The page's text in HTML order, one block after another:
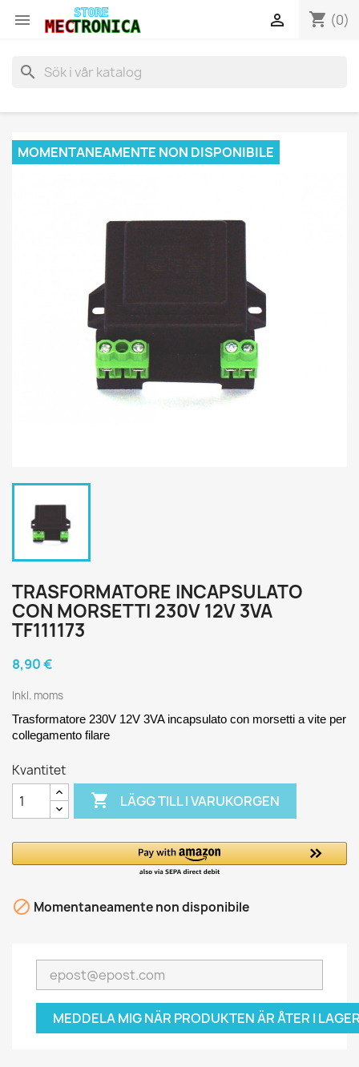
 shopping_cart (0)

search
MOMENTANEAMENTE NON DISPONIBILE
TRASFORMATORE INCAPSULATO
CON MORSETTI 230V 12V 3VA
TF111173
8,90 €
Inkl. moms
Trasformatore 230V 12V 3VA incapsulato con morsetti a vite per
collegamento filare
Kvantitet
 LÄGG TILL I VARUKORGEN
 Momentaneamente non disponibile
MEDDELA MIG NÄR PRODUKTEN ÄR ÅTER I